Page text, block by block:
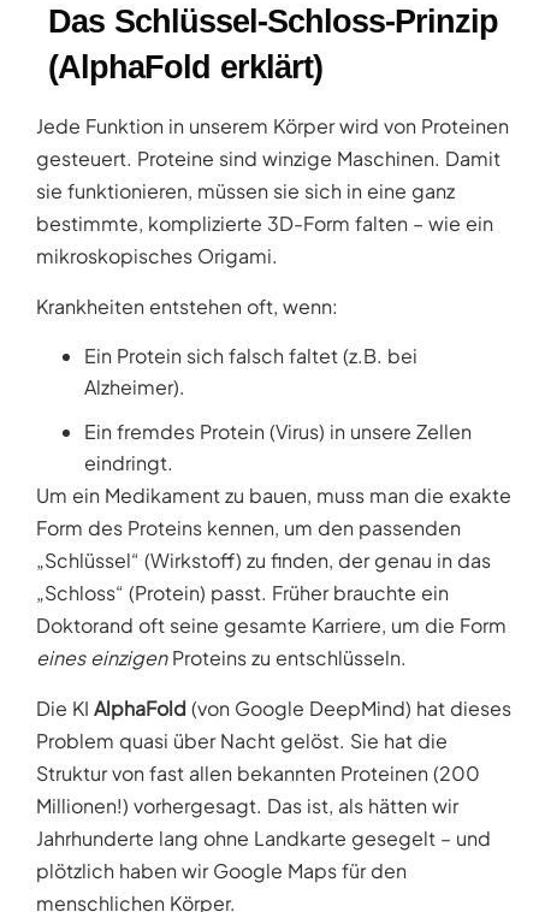
Das Schlüssel-Schloss-Prinzip
(AlphaFold erklärt)
Jede Funktion in unserem Körper wird von Proteinen
gesteuert. Proteine sind winzige Maschinen. Damit
sie funktionieren, müssen sie sich in eine ganz
bestimmte, komplizierte 3D-Form falten – wie ein
mikroskopisches Origami.
Krankheiten entstehen oft, wenn:
Ein Protein sich falsch faltet (z.B. bei
Alzheimer).
Ein fremdes Protein (Virus) in unsere Zellen
eindringt.
Um ein Medikament zu bauen, muss man die exakte
Form des Proteins kennen, um den passenden
„Schlüssel“ (Wirkstoff) zu finden, der genau in das
„Schloss“ (Protein) passt. Früher brauchte ein
Doktorand oft seine gesamte Karriere, um die Form
eines einzigenProteins zu entschlüsseln.
Die KI AlphaFold (von Google DeepMind) hat dieses
Problem quasi über Nacht gelöst. Sie hat die
Struktur von fast allen bekannten Proteinen (200
Millionen!) vorhergesagt. Das ist, als hätten wir
Jahrhunderte lang ohne Landkarte gesegelt – und
plötzlich haben wir Google Maps für den
menschlichen Körper.